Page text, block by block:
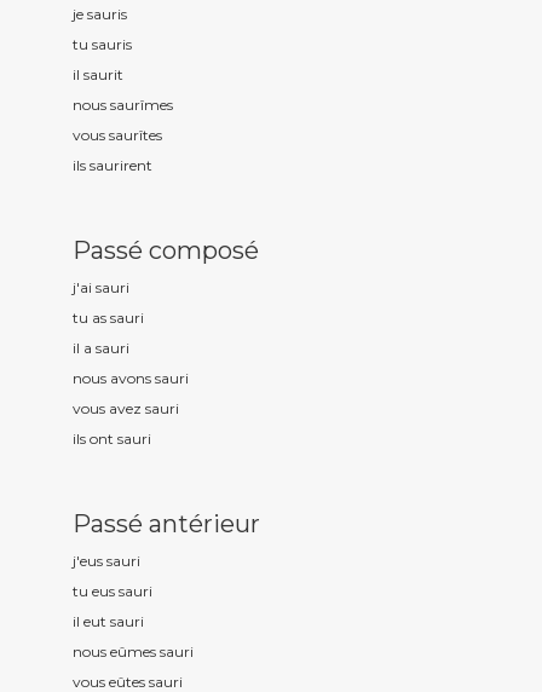
je sauris
tu sauris
il saurit
nous saurîmes
vous saurîtes
ils saurirent
Passé composé
j'ai sauri
tu as sauri
il a sauri
nous avons sauri
vous avez sauri
ils ont sauri
Passé antérieur
j'eus sauri
tu eus sauri
il eut sauri
nous eûmes sauri
vous eûtes sauri